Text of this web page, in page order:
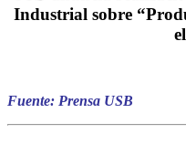
Industrial sobre
Fuente: Prensa USB